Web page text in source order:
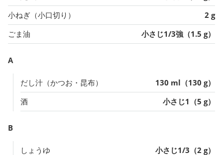
小ねぎ（小口切り）
2 g
ごま油
小さじ1/3強（1.5 g）
A
だし汁（かつお・昆布）
130 ml（130 g）
酒
小さじ1（5 g）
B
しょうゆ 小さじ1/3（2 g）